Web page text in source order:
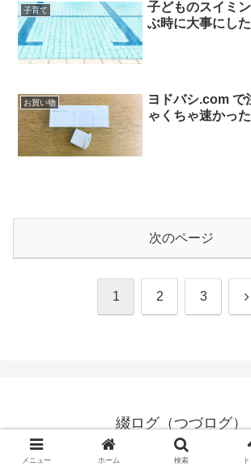
子育て
子どものスイミ
ぶ時に大事にし
お買い物
ヨドバシ.com で
ゃくちゃ速かった
次のページ
1 2 3 次
綴ログ（つづログ）
© 2016 綴ログ（つづログ
メニュー ホーム 検索